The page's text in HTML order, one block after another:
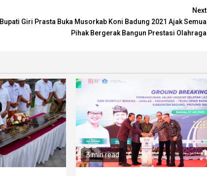
Next
Bupati Giri Prasta Buka Musorkab Koni Badung 2021 Ajak Semua
Pihak Bergerak Bangun Prestasi Olahraga
3 min read